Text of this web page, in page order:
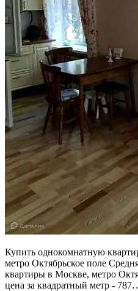
Купить однокомнатную
метро Октябрьское поле
квартиры в Москве, метро
цена за квадратный метр -